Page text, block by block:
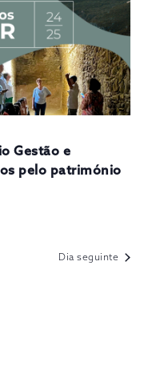
Gestão e
pelo património
Dia seguinte